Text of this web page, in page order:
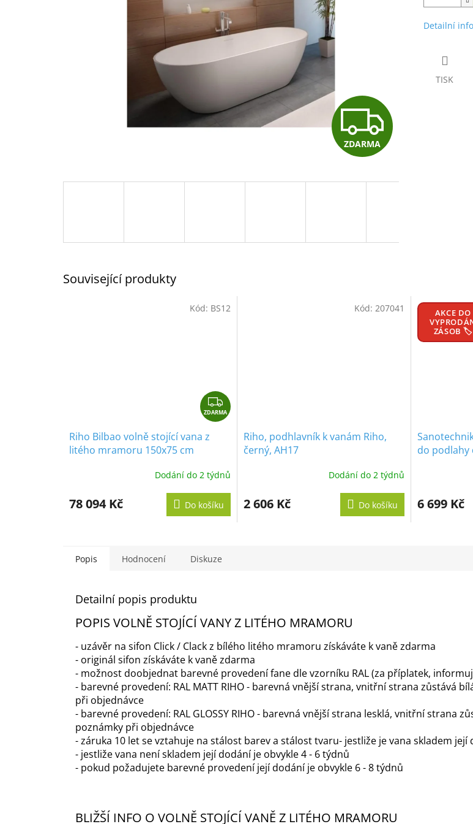
Z
D
R
M
ZDARMA
Detailní
TISK
Související produkty
Z
D
A
ZDARMA
Riho Bilbao volně stojící vana z
litého mramoru 150x75 cm
Dodání do 2 týdnů
78 094 Kč Do košíku
Kód: BS12
Riho, podhlavník k vanám Riho,
černý, AH17
Dodání do 2 týdnů
2 606 Kč Do košíku
Kód: 207041
AKCE DO
ZÁSOB 🏷️
do podlahy
6 699 Kč
Popis Hodnocení Diskuze
Detailní popis produktu
POPIS VOLNĚ STOJÍCÍ VANY Z LITÉHO MRAMORU
- uzávěr na sifon Click / Clack z bílého litého mramoru získáváte k vaně zdarma
- originál sifon získáváte k vaně zdarma
- možnost doobjednat barevné provedení fane dle vzorníku RAL (za příplatek,
- barevné provedení: RAL MATT RIHO - barevná vnější strana, vnitřní strana zůstává
při objednávce
- barevné provedení: RAL GLOSSY RIHO - barevná vnější strana lesklá, vnitřní strana
poznámky při objednávce
- záruka 10 let se vztahuje na stálost barev a stálost tvaru- jestliže je vana skladem
- jestliže vana není skladem její dodání je obvykle 4 - 6 týdnů
- pokud požadujete barevné provedení její dodání je obvykle 6 - 8 týdnů
BLIŽŠÍ INFO O VOLNĚ STOJÍCÍ VANĚ Z LITÉHO MRAMORU